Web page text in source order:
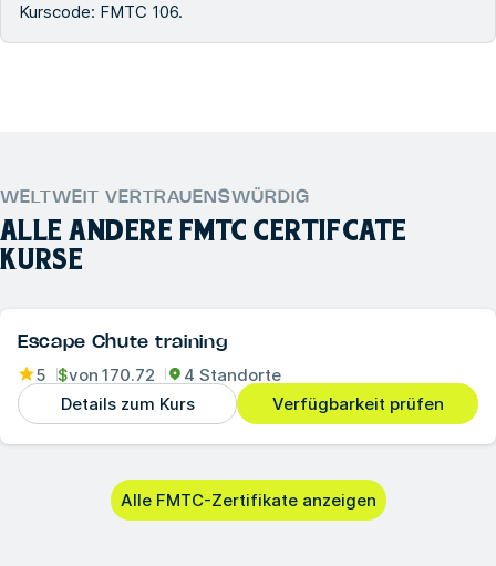
Kurscode: FMTC 106.
WELTWEIT VERTRAUENSWÜRDIG
ALLE ANDERE FMTC CERTIFCATE
KURSE
Escape Chute training
5 $von 170.72
4 Standorte
Details zum Kurs
Verfügbarkeit prüfen
Alle FMTC-Zertifikate anzeigen